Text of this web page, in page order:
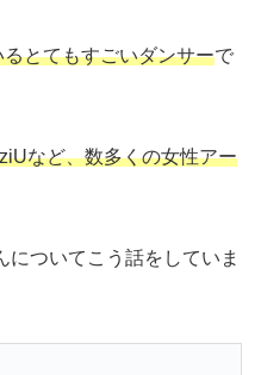
とてもすごいダンサーで
など、数多くの女性アー
についてこう話をしていま